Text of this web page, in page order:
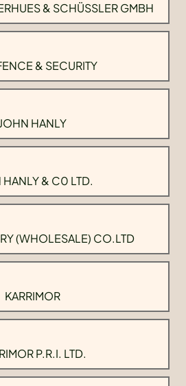
& SCHÜSSLER GMBH
& SECURITY
HANLY
HANLY & C0 LTD.
(WHOLESALE) CO.LTD
KARRIMOR
P.R.I. LTD.